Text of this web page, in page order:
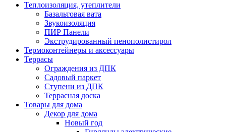
Теплоизоляция, утеплители
Базальтовая вата
Звукоизоляция
ПИР Панели
Экструдированный пенополистирол
Термоконтейнеры и аксессуары
Террасы
Ограждения из ДПК
Садовый паркет
Ступени из ДПК
Террасная доска
Товары для дома
Декор для дома
Новый год